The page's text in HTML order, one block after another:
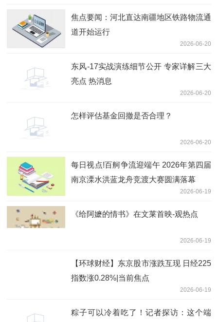
焦点要闻：河北直达南疆地区铁路物流通
道开始运行
2026-06-20
东风-17实战演练细节公开 专家详解三大
亮点 热消息
2026-06-20
怎样评估基金回撤是否合理？
2026-06-20
每日视点!百舸争流迎端午 2026年第四届
南京溧水洪蓝龙舟竞渡大赛圆满落幕
2026-06-19
《给阿嬷的情书》在文莱首映-观热点
2026-06-19
【环球财经】东京股市涨跌互现 日经225
指数涨0.28%|当前焦点
2026-06-19
粽子可以冷着吃了！记者探访：这个端